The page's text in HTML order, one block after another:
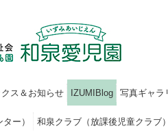
ス＆お知らせ IZUMIBlog 写真ギャラ
ー） 和泉クラブ（放課後児童クラブ）